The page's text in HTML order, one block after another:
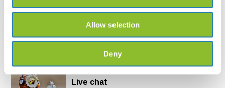
Allow selection
Deny
Surrounding
Territories
Live chat